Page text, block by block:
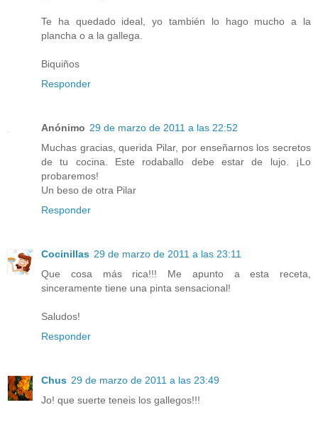
Te ha quedado ideal, yo también lo hago mucho a la
plancha o a la gallega.
Biquiños
Responder
Anónimo 29 de marzo de 2011 a las 22:52
Muchas gracias, querida Pilar, por enseñarnos los secretos
de tu cocina. Este rodaballo debe estar de lujo. ¡Lo
probaremos!
Un beso de otra Pilar
Responder
Cocinillas 29 de marzo de 2011 a las 23:11
Que cosa más rica!!! Me apunto a esta receta,
sinceramente tiene una pinta sensacional!
Saludos!
Responder
Chus 29 de marzo de 2011 a las 23:49
Jo! que suerte teneis los gallegos!!!